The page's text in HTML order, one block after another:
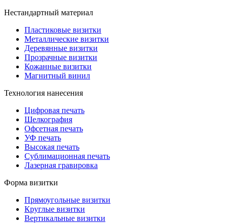
Нестандартный материал
Пластиковые визитки
Металлические визитки
Деревянные визитки
Прозрачные визитки
Кожанные визитки
Магнитный винил
Технология нанесения
Цифровая печать
Шелкография
Офсетная печать
УФ печать
Высокая печать
Сублимационная печать
Лазерная гравировка
Форма визитки
Прямоугольные визитки
Круглые визитки
Вертикальные визитки